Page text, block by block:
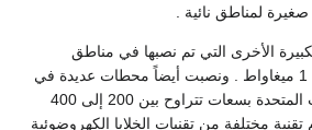
لمناطق نائية .
الأخرى التي تم نصبها في مناطق
متعددة منها محطة بسعة 1 ميغاواط . ونصبت أيضاً محطات عديدة في
أنحاء مختلفة من الولايات المتحدة بسعات تتراوح بين 200 إلى 400
مختلفة من تقنيات الخلايا الكهروضوئية